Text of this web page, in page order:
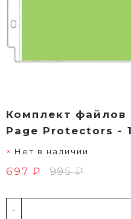
Комплект файлов
Page Protectors -
Нет в наличии
697 ₽ 995 ₽
-